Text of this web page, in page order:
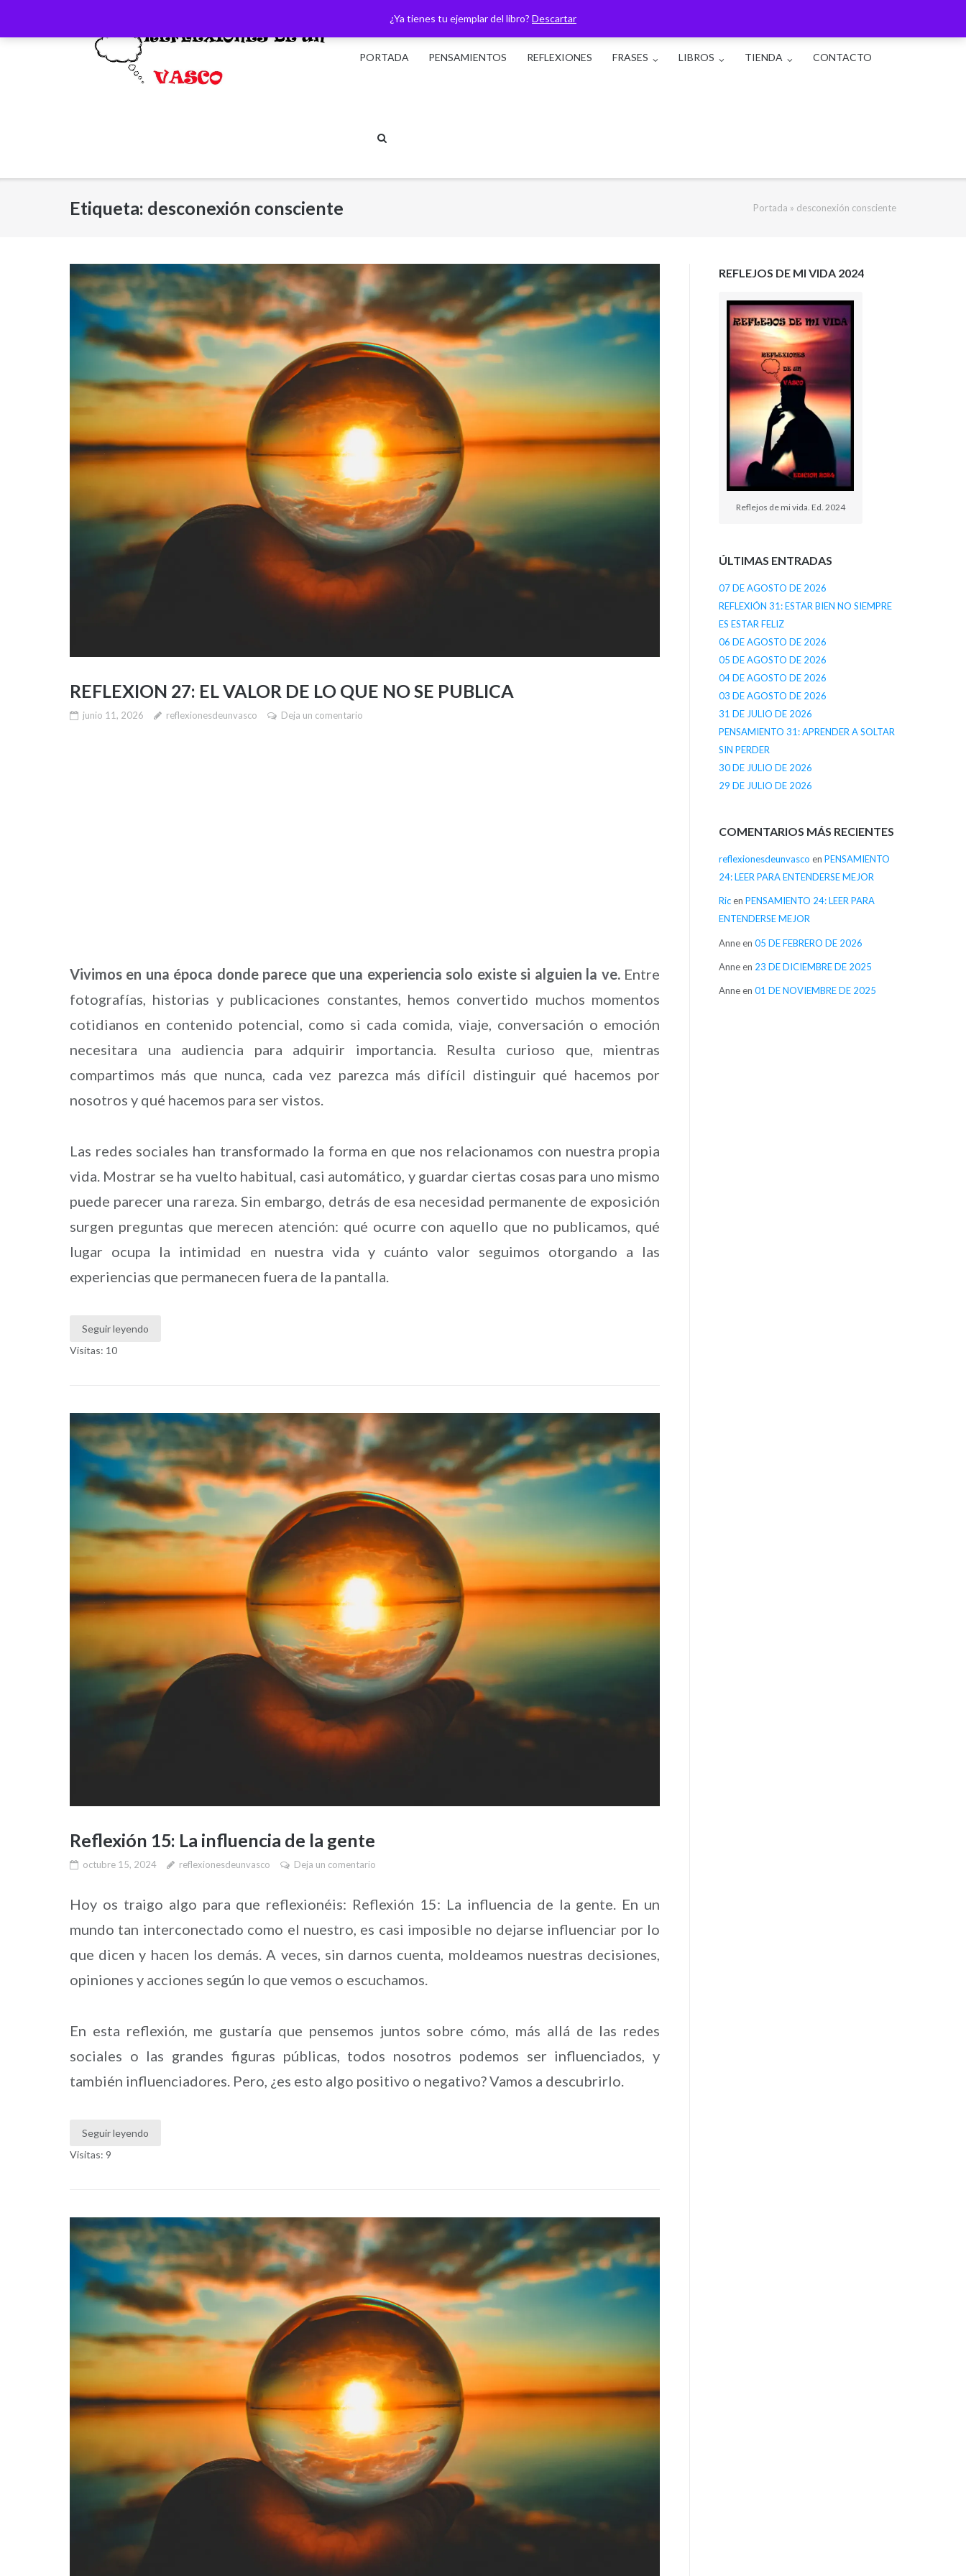
¿Ya tienes tu ejemplar del libro? Descartar
PORTADA
PENSAMIENTOS REFLEXIONES FRASES LIBROS TIENDA CONTACTO
Etiqueta: desconexión consciente Portada » desconexión consciente
REFLEXION 27: EL VALOR DE LO QUE NO SE PUBLICA
junio 11, 2026 reflexionesdeunvasco Deja un comentario
Vivimos en una época donde parece que una experiencia solo existe si alguien la ve.Entre
fotografías, historias y publicaciones constantes, hemos convertido muchos momentos
cotidianos en contenido potencial, como si cada comida, viaje, conversación o emoción
necesitara una audiencia para adquirir importancia. Resulta curioso que, mientras
compartimos más que nunca, cada vez parezca más difícil distinguir qué hacemos por
nosotros y qué hacemos para ser vistos.
Las redes sociales han transformado la forma en que nos relacionamos con nuestra propia
vida. Mostrar se ha vuelto habitual, casi automático, y guardar ciertas cosas para uno mismo
puede parecer una rareza. Sin embargo, detrás de esa necesidad permanente de exposición
surgen preguntas que merecen atención: qué ocurre con aquello que no publicamos, qué
lugar ocupa la intimidad en nuestra vida y cuánto valor seguimos otorgando a las
experiencias que permanecen fuera de la pantalla.
Seguir leyendo
Visitas: 10
Reflexión 15: La influencia de la gente
octubre 15, 2024 reflexionesdeunvasco Deja un comentario
Hoy os traigo algo para que reflexionéis: Reflexión 15: La influencia de la gente. En un
mundo tan interconectado como el nuestro, es casi imposible no dejarse influenciar por lo
que dicen y hacen los demás. A veces, sin darnos cuenta, moldeamos nuestras decisiones,
opiniones y acciones según lo que vemos o escuchamos.
En esta reflexión, me gustaría que pensemos juntos sobre cómo, más allá de las redes
sociales o las grandes figuras públicas, todos nosotros podemos ser influenciados, y
también influenciadores. Pero, ¿es esto algo positivo o negativo? Vamos a descubrirlo.
Seguir leyendo
Visitas: 9
REFLEJOS DE MI VIDA 2024
Reflejos de mi vida. Ed. 2024
ÚLTIMAS ENTRADAS
07 DE AGOSTO DE 2026
REFLEXIÓN 31: ESTAR BIEN NO SIEMPRE
ES ESTAR FELIZ
06 DE AGOSTO DE 2026
05 DE AGOSTO DE 2026
04 DE AGOSTO DE 2026
03 DE AGOSTO DE 2026
31 DE JULIO DE 2026
PENSAMIENTO 31: APRENDER A SOLTAR
SIN PERDER
30 DE JULIO DE 2026
29 DE JULIO DE 2026
COMENTARIOS MÁS RECIENTES
reflexionesdeunvasco en PENSAMIENTO
24: LEER PARA ENTENDERSE MEJOR
Ricen PENSAMIENTO 24: LEER PARA
ENTENDERSE MEJOR
Anneen 05 DE FEBRERO DE 2026
Anneen 23 DE DICIEMBRE DE 2025
Anneen 01 DE NOVIEMBRE DE 2025